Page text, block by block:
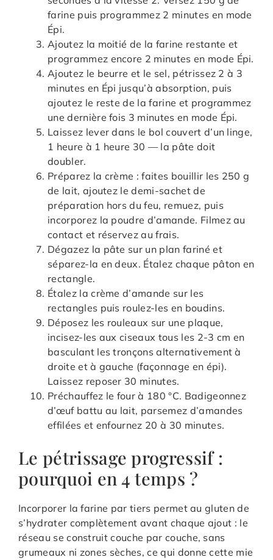
farine puis programmez 2 minutes en mode
Épi.
Ajoutez la moitié de la farine restante et
programmez encore 2 minutes en mode Épi.
Ajoutez le beurre et le sel, pétrissez 2 à 3
minutes en Épi jusqu’à absorption, puis
ajoutez le reste de la farine et programmez
une dernière fois 3 minutes en mode Épi.
Laissez lever dans le bol couvert d’un linge,
1 heure à 1 heure 30 — la pâte doit
doubler.
Préparez la crème : faites bouillir les 250 g
de lait, ajoutez le demi-sachet de
préparation hors du feu, remuez, puis
incorporez la poudre d’amande. Filmez au
contact et réservez au frais.
Dégazez la pâte sur un plan fariné et
séparez-la en deux. Étalez chaque pâton en
rectangle.
Étalez la crème d’amande sur les
rectangles puis roulez-les en boudins.
Déposez les rouleaux sur une plaque,
incisez-les aux ciseaux tous les 2-3 cm en
basculant les tronçons alternativement à
droite et à gauche (façonnage en épi).
Laissez reposer 30 minutes.
Préchauffez le four à 180 °C. Badigeonnez
d’œuf battu au lait, parsemez d’amandes
effilées et enfournez 20 à 30 minutes.
Le pétrissage progressif :
pourquoi en 4 temps ?
Incorporer la farine par tiers permet au gluten de
s’hydrater complètement avant chaque ajout : le
réseau se construit couche par couche, sans
grumeaux ni zones sèches, ce qui donne cette mie